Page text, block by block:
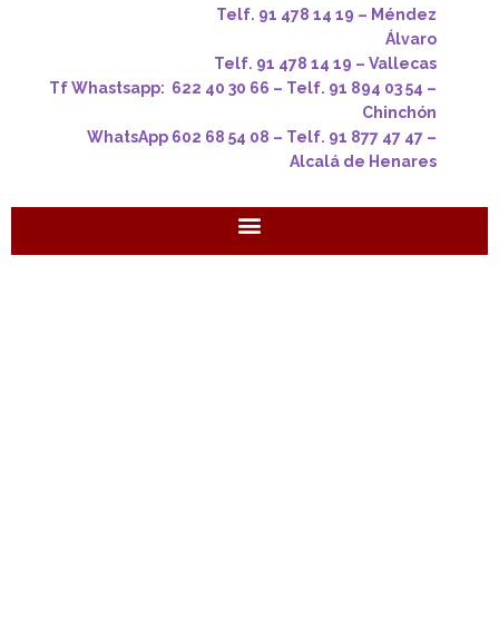
Telf. 91 478 14 19 – Méndez
Álvaro
Telf. 91 478 14 19 – Vallecas
Tf Whastsapp: 622 40 30 66 – Telf. 91 894 03 54 –
Chinchón
WhatsApp 602 68 54 08 – Telf. 91 877 47 47 –
Alcalá de Henares